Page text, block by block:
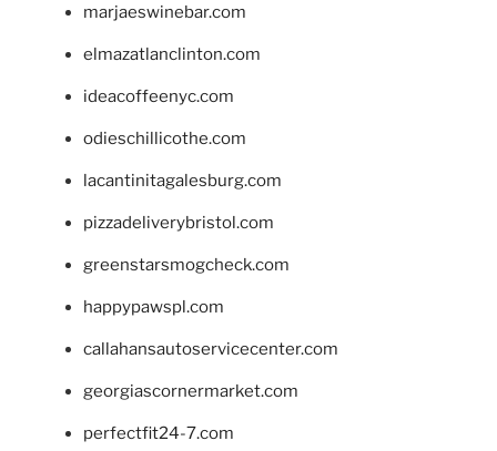
marjaeswinebar.com
elmazatlanclinton.com
ideacoffeenyc.com
odieschillicothe.com
lacantinitagalesburg.com
pizzadeliverybristol.com
greenstarsmogcheck.com
happypawspl.com
callahansautoservicecenter.com
georgiascornermarket.com
perfectfit24-7.com